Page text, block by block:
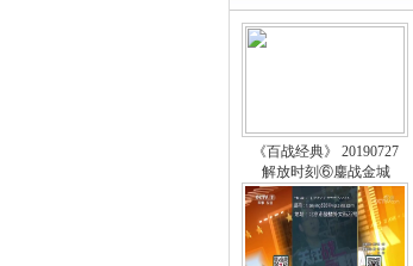
《百战经典》 20190727
解放时刻⑥鏖战金城